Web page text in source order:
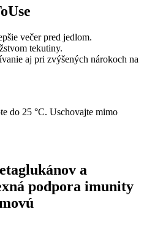
večer pred jedlom.
tekutiny.
aj pri zvýšených nárokoch na
do 25 °C. Uschovajte mimo
a
podpora imunity